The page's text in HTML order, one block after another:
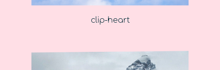
clip-heart